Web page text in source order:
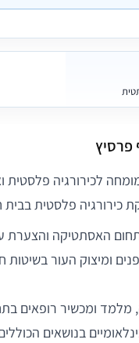
לכירורגיה פלסטית
כירורגיה פלסטית בבית
האסתטיקה והצערת
ומיצוק העור בשיטות
ומכשיר רופאים
בנושאים הכוללים